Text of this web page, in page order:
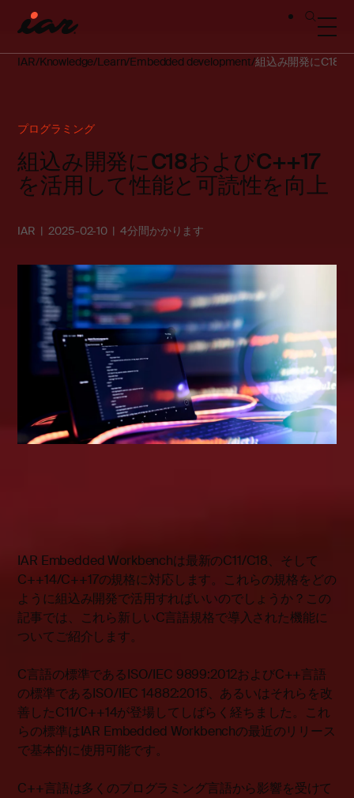
IAR Knowledge Learn Embedded development 組込み開発にC18
プログラミング
組込み開発にC18およびC++17
を活用して性能と可読性を向上
IAR 2025-02-10 4分間かかります
IAR Embedded Workbenchは最新のC11/C18、そして
C++14/C++17の規格に対応します。これらの規格をどの
ように組込み開発で活用すればいいのでしょうか？この
記事では、これら新しいC言語規格で導入された機能に
ついてご紹介します。
C言語の標準であるISO/IEC 9899:2012およびC++言語
の標準であるISO/IEC 14882:2015、あるいはそれらを改
善したC11/C++14が登場してしばらく経ちました。これ
らの標準はIAR Embedded Workbenchの最近のリリース
で基本的に使用可能です。
C++言語は多くのプログラミング言語から影響を受けて